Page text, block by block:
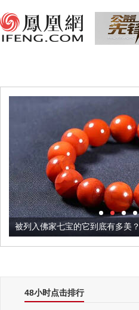
被列入佛家七宝的它到底有多美？
48小时点击排行